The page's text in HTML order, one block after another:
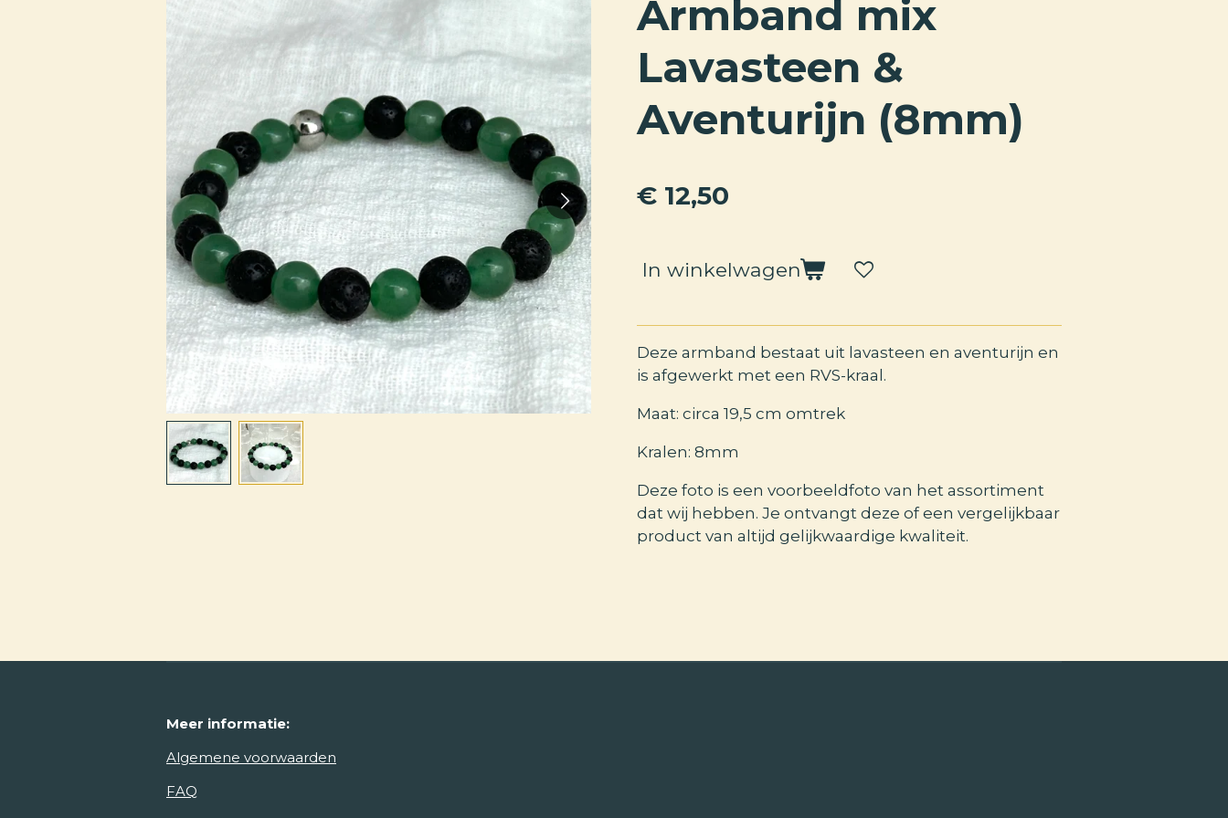
Armband mix
Lavasteen &
Aventurijn (8mm)
€ 12,50
In winkelwagen
Deze armband bestaat uit lavasteen en aventurijn en
is afgewerkt met een RVS-kraal.
Maat: circa 19,5 cm omtrek
Kralen: 8mm
Deze foto is een voorbeeldfoto van het assortiment
dat wij hebben. Je ontvangt deze of een vergelijkbaar
product van altijd gelijkwaardige kwaliteit.
Meer informatie:
Algemene voorwaarden
FAQ